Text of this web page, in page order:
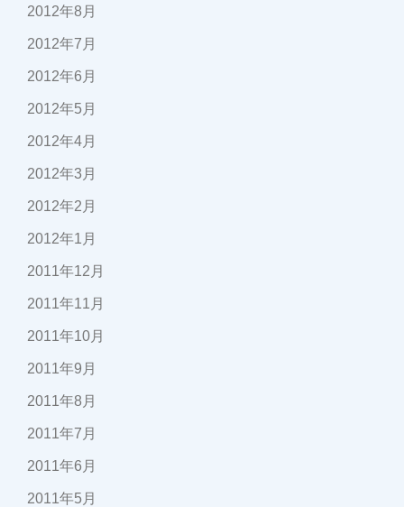
2012年8月
2012年7月
2012年6月
2012年5月
2012年4月
2012年3月
2012年2月
2012年1月
2011年12月
2011年11月
2011年10月
2011年9月
2011年8月
2011年7月
2011年6月
2011年5月